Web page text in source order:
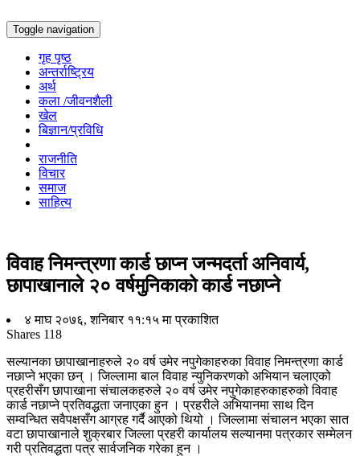
Toggle navigation
गृह पृष्ठ
अन्तर्राष्ट्रिय
अर्थ
कला /जीवनशैली
खेल
बिज्ञान/प्रविधि
राजनीति
विचार
समाज
साहित्य
विवाह निमन्त्रणा कार्ड छाप्न जन्मदर्ता अनिवार्य,
छापाखानाले २० वर्षमुनिकाको कार्ड नछाप्ने
४ माघ २०७६, शनिबार ११:१५ मा प्रकाशित
Shares 118
सल्यानका छापाखानाहरुले २० वर्ष उमेर नपुगेकाहरुका विवाह निमन्त्रणा कार्ड
नछाप्ने भएका छन् । जिल्लामा बाल विवाह न्युनिकरणको अभियान चलाएको
प्रहरीसँग छापाखाना संचालकहरुले २० वर्ष उमेर नपुगेकाहरुकाहरुको विवाह
कार्ड नछाप्ने प्रतिवद्धता जनाएका हुन । प्रहरीले अभियानमा साथ दिन
सम्वन्धित सवैपक्षसँग आग्रह गर्दै आएको थियो । जिल्लामा संचालन भएका सात
वटा छापाखानाले शुक्रबार जिल्ला प्रहरी कार्यालय सल्यानमा पत्रकार सम्मेलन
गरी प्रतिवद्धता पत्र सार्वजनिक गरेका हुन ।